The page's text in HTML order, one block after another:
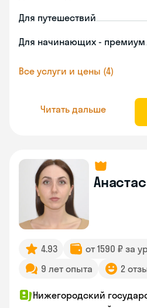
Для путешествий
Для начинающих - премиум
Все услуги и цены (4)
Читать дальше
4.93
от 1590 ₽ за
9 лет опыта
2
Нижегородский